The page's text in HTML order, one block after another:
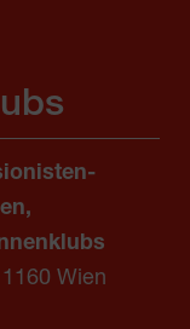
Wien